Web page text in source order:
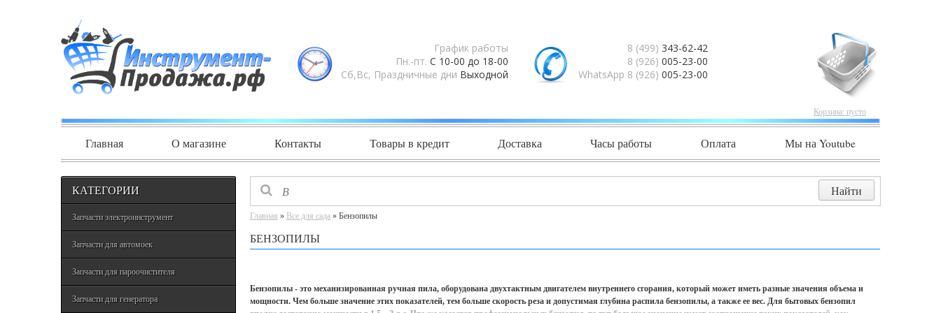
График работы
Пн.-пт. С 10-00 до 18-00
Сб,Вс, Праздничные дни Выходной
8 (499) 343-62-42
8 (926) 005-23-00
WhatsApp 8 (926) 005-23-00
Корзина: пусто
Главная О магазине Контакты Товары в кредит Доставка Часы работы Оплата Мы на Youtube
КАТЕГОРИИ
Запчасти электроинструмент
Запчасти для автомоек
Запчасти для пароочистителя
Запчасти для генератора
Главная » Все для сада » Бензопилы
БЕНЗОПИЛЫ
Бензопилы - это механизированная ручная пила, оборудована двухтактным двигателем внутреннего сгорания, который может иметь разные значения объема и
мощности. Чем больше значение этих показателей, тем больше скорость реза и допустимая глубина распила бензопилы, а также ее вес. Для бытовых бензопил